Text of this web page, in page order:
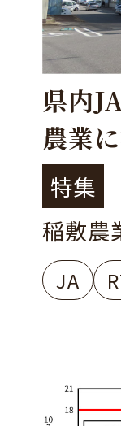
県内
農業
特集
稲敷農
JA